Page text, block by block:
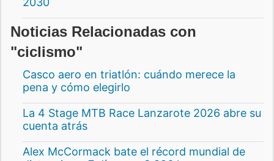
Noticias Relacionadas con
"ciclismo"
Casco aero en triatlón: cuándo merece la
pena y cómo elegirlo
La 4 Stage MTB Race Lanzarote 2026 abre su
cuenta atrás
Alex McCormack bate el récord mundial de